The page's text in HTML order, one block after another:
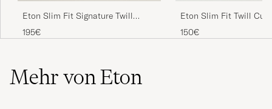
Eton Slim Fit Signature Twill
Striped Shirt Mid Blue
195€
Eton Slim Fit Twill Cut
Light Blue
150€
Mehr von Eton